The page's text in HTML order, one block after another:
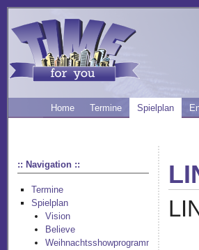
Home Termine Spielplan
:: Navigation ::
Termine
Spielplan
Vision
Believe
Weihnachtsshowprogramm